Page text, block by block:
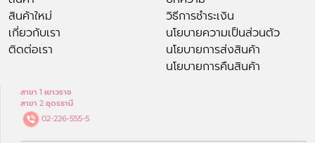
สินค้าใหม่
เกี่ยวกับเรา
ติดต่อเรา
วิธีการชำระเงิน
นโยบายความเป็นส่วนตัว
นโยบายการส่งสินค้า
นโยบายการคืนสินค้า
สาขา 1 เยาวราช
สาขา 2 อุดรธานี
02-226-555-5